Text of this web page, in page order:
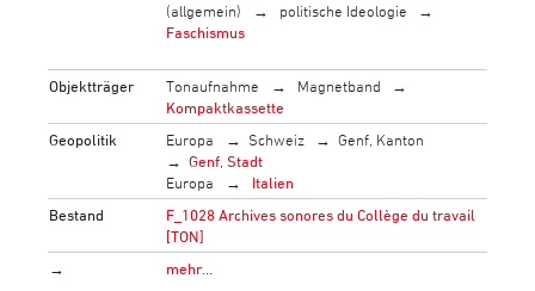
(allgemein)
politische Ideologie
Faschismus
Objektträger Tonaufnahme
Magnetband
Kompaktkassette
Geopolitik
Europa Schweiz
Genf, Kanton
Genf, Stadt
Europa
Italien
Bestand
F_1028 Archives sonores du Collège du travail
[TON]
→
mehr…